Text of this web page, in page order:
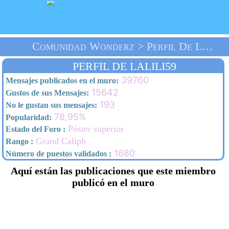
Comunidad Wonderz > Perfil De Lalili59 > Inicio
PERFIL DE LALILI59
Mensajes publicados en el muro: 39760
Gustos de sus Mensajes: 15642
No le gustan sus mensajes: 193
Popularidad: 78,95%
Estado del Foro : Póster superior
Rango : Grand Caliph
Número de puestos validados : 1680
Aquí están las publicaciones que este miembro
publicó en el muro